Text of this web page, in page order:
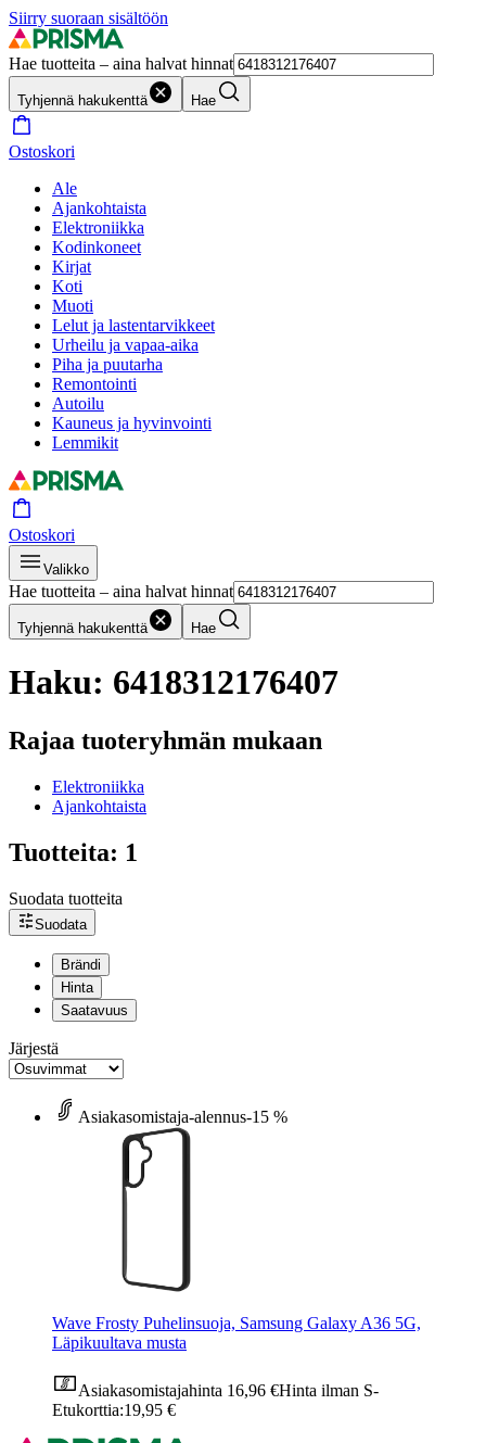
Siirry suoraan sisältöön
Hae tuotteita – aina halvat hinnat
Tyhjennä hakukenttä Hae
Ostoskori
Ale
Ajankohtaista
Elektroniikka
Kodinkoneet
Kirjat
Koti
Muoti
Lelut ja lastentarvikkeet
Urheilu ja vapaa-aika
Piha ja puutarha
Remontointi
Autoilu
Kauneus ja hyvinvointi
Lemmikit
Ostoskori
Valikko
Hae tuotteita – aina halvat hinnat
Tyhjennä hakukenttä Hae
Haku: 6418312176407
Rajaa tuoteryhmän mukaan
Elektroniikka
Ajankohtaista
Tuotteita: 1
Suodata tuotteita
Suodata
Brändi
Hinta
Saatavuus
Järjestä
Asiakasomistaja-alennus-15 %
Wave Frosty Puhelinsuoja, Samsung Galaxy A36 5G,
Läpikuultava musta
Asiakasomistajahinta 16,96 €Hinta ilman S-
Etukorttia:19,95 €